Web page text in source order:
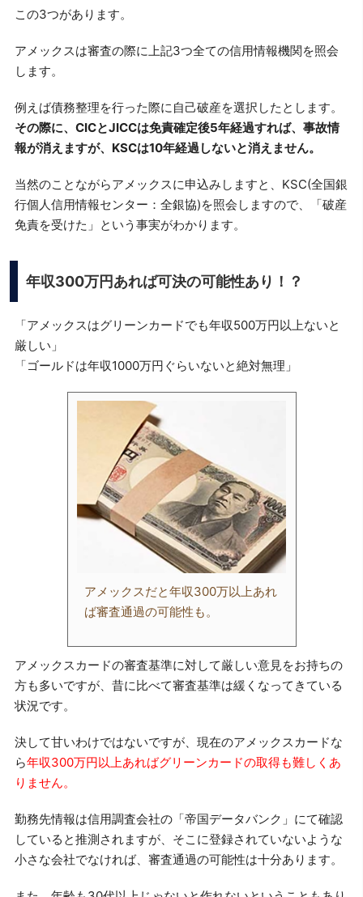
この3つがあります。
アメックスは審査の際に上記3つ全ての信用情報機関を照会
します。
例えば債務整理を行った際に自己破産を選択したとします。
その際に、CICとJICCは免責確定後5年経過すれば、事故情
報が消えますが、KSCは10年経過しないと消えません。
当然のことながらアメックスに申込みしますと、KSC(全国銀
行個人信用情報センター：全銀協)を照会しますので、「破産
免責を受けた」という事実がわかります。
年収300万円あれば可決の可能性あり！？
「アメックスはグリーンカードでも年収500万円以上ないと
厳しい」
「ゴールドは年収1000万円ぐらいないと絶対無理」
アメックスだと年収300万以上あれ
ば審査通過の可能性も。
アメックスカードの審査基準に対して厳しい意見をお持ちの
方も多いですが、昔に比べて審査基準は緩くなってきている
状況です。
決して甘いわけではないですが、現在のアメックスカードな
ら年収300万円以上あればグリーンカードの取得も難しくあ
りません。
勤務先情報は信用調査会社の「帝国データバンク」にて確認
していると推測されますが、そこに登録されていないような
小さな会社でなければ、審査通過の可能性は十分あります。